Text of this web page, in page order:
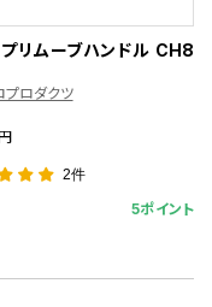
プリムーブハンドル CH8
プロダクツ
2件
5ポイント